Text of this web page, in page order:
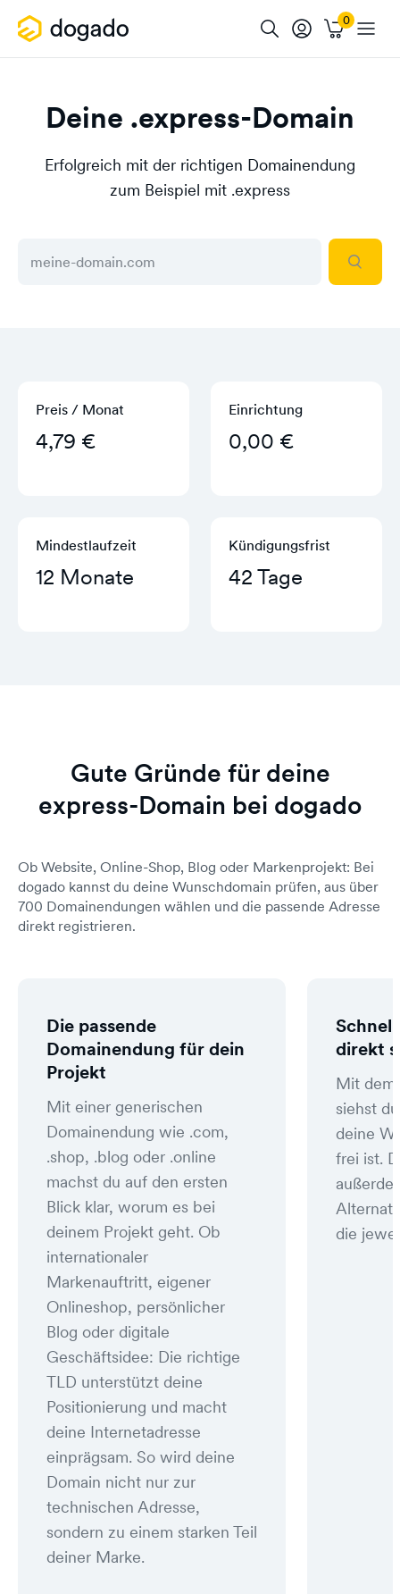
Deine .express-Domain
Erfolgreich mit der richtigen Domainendung
zum Beispiel mit .express
Preis / Monat
4,79 €
Einrichtung
0,00 €
Mindestlaufzeit
12 Monate
Kündigungs­frist
42 Tage
Gute Gründe für deine
express-Domain bei dogado
Ob Website, Online-Shop, Blog oder Markenprojekt: Bei
dogado kannst du deine Wunschdomain prüfen, aus über
700 Domainendungen wählen und die passende Adresse
direkt registrieren.
Die passende
Domainendung für dein
Projekt
Mit einer generischen
Domainendung wie .com,
.shop, .blog oder .online
machst du auf den ersten
Blick klar, worum es bei
deinem Projekt geht. Ob
internationaler
Markenauftritt, eigener
Onlineshop, persönlicher
Blog oder digitale
Geschäftsidee: Die richtige
TLD unterstützt deine
Positionierung und macht
deine Internetadresse
einprägsam. So wird deine
Domain nicht nur zur
technischen Adresse,
sondern zu einem starken Teil
deiner Marke.
direkt
Mit dem
siehst
deine
frei ist.
die